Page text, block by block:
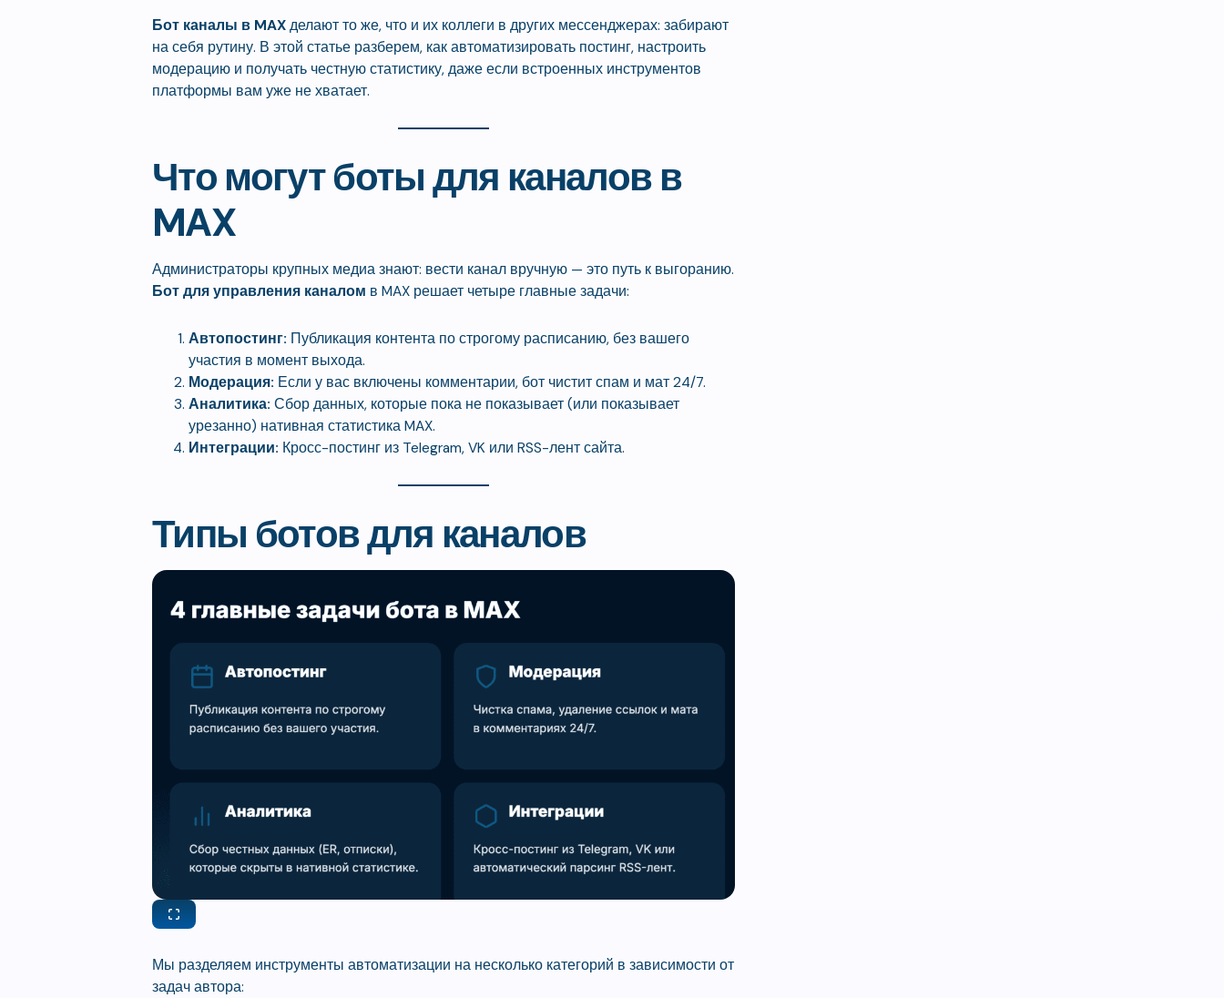
Бот каналы в MAX делают то же, что и их коллеги в других мессенджерах: забирают
на себя рутину. В этой статье разберем, как автоматизировать постинг, настроить
модерацию и получать честную статистику, даже если встроенных инструментов
платформы вам уже не хватает.
Что могут боты для каналов в
MAX
Администраторы крупных медиа знают: вести канал вручную — это путь к выгоранию.
Бот для управления каналом в MAX решает четыре главные задачи:
Автопостинг: Публикация контента по строгому расписанию, без вашего
участия в момент выхода.
Модерация: Если у вас включены комментарии, бот чистит спам и мат 24/7.
Аналитика: Сбор данных, которые пока не показывает (или показывает
урезанно) нативная статистика MAX.
Интеграции: Кросс-постинг из Telegram, VK или RSS-лент сайта.
Типы ботов для каналов
Мы разделяем инструменты автоматизации на несколько категорий в зависимости от
задач автора: